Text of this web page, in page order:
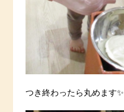
つき終わったら丸めます✨